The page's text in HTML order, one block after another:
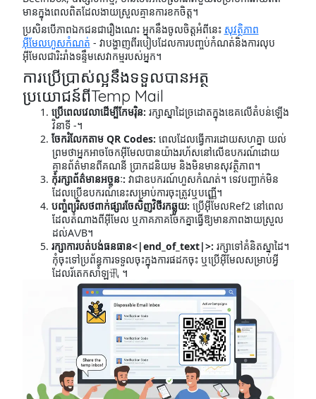
មានក្នុងពេលពិតដែលងាយស្រួលគ្មានការខកចិត្ត។
ប្រសិនបើភាពឯកជនជារឿងណេះ អ្នកនឹងចូលចិត្តអំពីនេះ សុវត្ថិភាព
អ៊ីមែលហួសកំណត់ - វាបង្ហាញពីរបៀបដែលការបញ្ចប់កំណត់និងការលុប
អ៊ីមែលជារិះរាំងទន្ទឹមសេវាកម្មរបស់អ្នក។
ការប្រើប្រាស់ល្អនឹងទទួលបានអត្ថ
ប្រយោជន៍ពីTemp Mail
ប្រើពេលវេលាដើម្បីកែមរ៉ិន: រក្សាស្នាដៃច្រដោតក្នុងឌេគលើតំបន់ឡើង
វិនាទី -។
ចែករំលែកតាម QR Codes: ពេលដែលធ្វើការដោយសហគ្នា យល់
ព្រមថាអ្នកអាចចែកអ៊ីមែលបានយ៉ាងរហ័សនៅលើឧបករណ៍ដោយ
គ្មានព័ត៌មានពីគណនី ប្រាកដនិយម និងមិនមានសុវត្ថិភាព។
កុំរក្សាព័ត៌មានអច្ចនៈ: វាជាឧបករណ៍ហួសកំណត់។ ទេវបញ្ជាក់មិន
ដែលប្រើឧបករណ៍នេះសម្រាប់ការចុះត្រូវឬបញ្ញើ។
បញ្ចំព្យរិសថពាក់ផ្សារចែសិញវិថីរកឆ្លូយ: ប្រើអ៊ីមែលRef2 នៅពេល
ដែលតំណាងពីអ៊ីមែល ឬភាគភាគចែកគ្នាធ្វើឱ្យមានភាពងាយស្រួល
ដល់A\/B។
រក្សាការបត់បង់ធនធាន<|end_of_text|>:រក្សាទៅគំនិតស្នាដៃ។
កុំចុះទៅប្រព័ន្ធការទទួលចុះក្នុងការផដកចុះ ឬប្រើអ៊ីមែលសម្រាប់អ្វី
ដែលរ័តេកសាំឡ讯 ។